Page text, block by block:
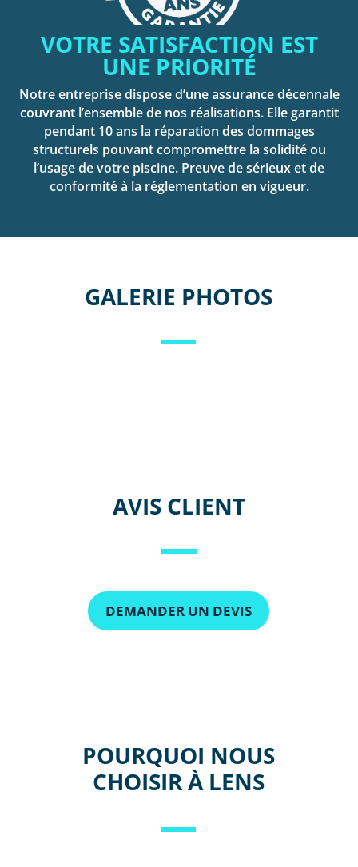
VOTRE SATISFACTION EST
UNE PRIORITÉ
Notre entreprise dispose d’une assurance décennale
couvrant l’ensemble de nos réalisations. Elle garantit
pendant 10 ans la réparation des dommages
structurels pouvant compromettre la solidité ou
l’usage de votre piscine. Preuve de sérieux et de
conformité à la réglementation en vigueur.
GALERIE PHOTOS
AVIS CLIENT
DEMANDER UN DEVIS
POURQUOI NOUS
CHOISIR À LENS